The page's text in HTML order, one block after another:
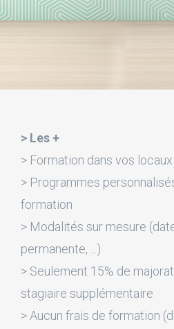
> Les +
> Formation dans vos
> Programmes
formation
> Modalités sur mesure
permanente, ...)
> Seulement 15% de
stagiaire supplémentaire
> Aucun frais de formation